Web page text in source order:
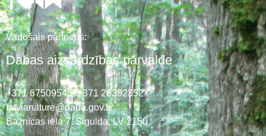
Vadošais partneris:
Dabas aizsardzības pārvalde
+371 67509545,+371 26392352
latvianature@daba.gov.lv
Baznīcas iela 7, Sigulda, LV-2150